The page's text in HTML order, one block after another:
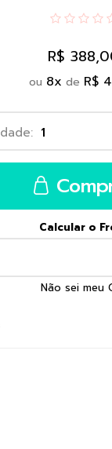
R$
ou 8x de R$
Calcular o
Não sei meu